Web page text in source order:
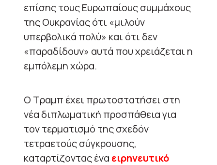
επίσης τους Ευρωπαίους συμμάχους
της Ουκρανίας ότι «μιλούν
υπερβολικά πολύ» και ότι δεν
«παραδίδουν» αυτά που χρειάζεται η
εμπόλεμη χώρα.
Ο Τραμπ έχει πρωτοστατήσει στη
νέα διπλωματική προσπάθεια για
τον τερματισμό της σχεδόν
τετραετούς σύγκρουσης,
καταρτίζοντας ένα ειρηνευτικό